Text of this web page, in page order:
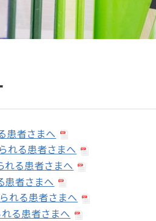
者さまへ
る患者さまへ
る患者さまへ
者さまへ
る患者さまへ
る患者さまへ